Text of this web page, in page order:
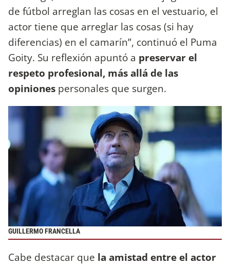
de fútbol arreglan las cosas en el vestuario, el
actor tiene que arreglar las cosas (si hay
diferencias) en el camarín”, continuó el Puma
Goity. Su reflexión apuntó a preservar el
respeto profesional, más allá de las
opiniones personales que surgen.
GUILLERMO FRANCELLA
Cabe destacar que la amistad entre el actor